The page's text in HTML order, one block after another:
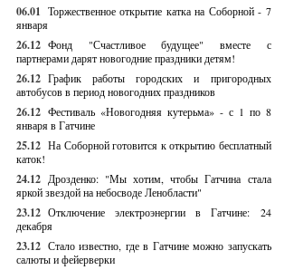
06.01 Торжественное открытие катка на Соборной - 7
января
26.12 Фонд "Счастливое будущее" вместе с
партнерами дарят новогодние праздники детям!
26.12 График работы городских и пригородных
автобусов в период новогодних праздников
26.12 Фестиваль «Новогодняя кутерьма» - с 1 по 8
января в Гатчине
25.12 На Соборной готовится к открытию бесплатный
каток!
24.12 Дрозденко: "Мы хотим, чтобы Гатчина стала
яркой звездой на небосводе Ленобласти"
23.12 Отключение электроэнергии в Гатчине: 24
декабря
23.12 Стало известно, где в Гатчине можно запускать
салюты и фейерверки